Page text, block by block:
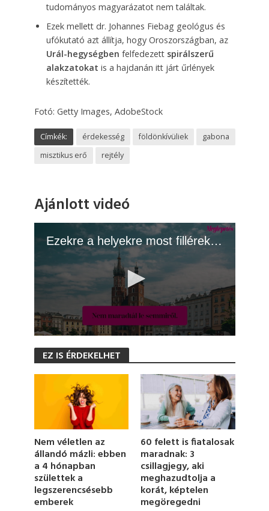
tudományos magyarázatot nem találtak.
Ezek mellett dr. Johannes Fiebag geológus és
ufókutató azt állítja, hogy Oroszországban, az
Urál-hegységben felfedezett spirálszerű
alakzatokat is a hajdanán itt járt űrlények
készítették.
Fotó: Getty Images, AdobeStock
Címkék: érdekesség földönkívüliek
gabona
misztikus erő
rejtély
Ajánlott videó
Ezekre a helyekre most fillérekből is eljuthatsz
s
m
i
n
u
t
e
,
EZ IS ÉRDEKELHET
Nem véletlen az
állandó mázli: ebben
a 4 hónapban
születtek a
legszerencsésebb
emberek
60 felett is fiatalosak
maradnak: 3
csillagjegy, aki
meghazudtolja a
korát, képtelen
megöregedni